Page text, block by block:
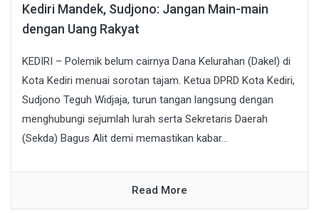
Kediri Mandek, Sudjono: Jangan Main-main
dengan Uang Rakyat
KEDIRI – Polemik belum cairnya Dana Kelurahan (Dakel) di
Kota Kediri menuai sorotan tajam. Ketua DPRD Kota Kediri,
Sudjono Teguh Widjaja, turun tangan langsung dengan
menghubungi sejumlah lurah serta Sekretaris Daerah
(Sekda) Bagus Alit demi memastikan kabar...
Read More